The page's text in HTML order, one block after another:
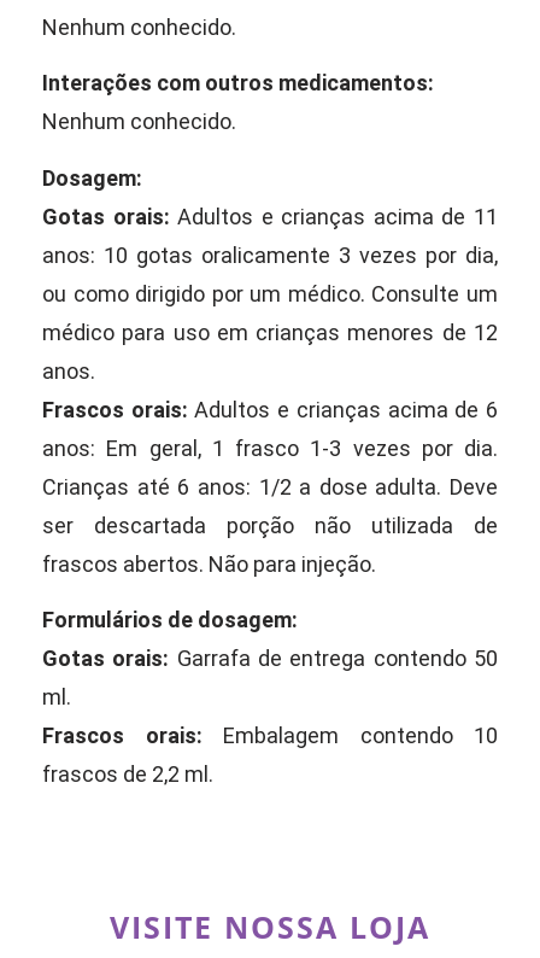
Nenhum conhecido.
Interações com outros medicamentos:
Nenhum conhecido.
Dosagem:
Gotas orais: Adultos e crianças acima de 11
anos: 10 gotas oralicamente 3 vezes por dia,
ou como dirigido por um médico. Consulte um
médico para uso em crianças menores de 12
anos.
Frascos orais: Adultos e crianças acima de 6
anos: Em geral, 1 frasco 1-3 vezes por dia.
Crianças até 6 anos: 1/2 a dose adulta. Deve
ser descartada porção não utilizada de
frascos abertos. Não para injeção.
Formulários de dosagem:
Gotas orais: Garrafa de entrega contendo 50
ml.
Frascos orais: Embalagem contendo 10
frascos de 2,2 ml.
VISITE NOSSA LOJA